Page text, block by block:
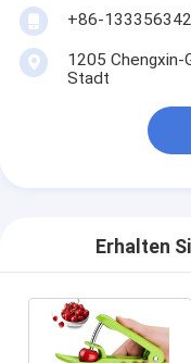
+86-
1205 Chengxin-
Stadt
Erhalten